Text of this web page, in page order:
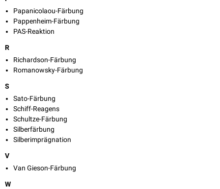
Papanicolaou-Färbung
Pappenheim-Färbung
PAS-Reaktion
R
Richardson-Färbung
Romanowsky-Färbung
S
Sato-Färbung
Schiff-Reagens
Schultze-Färbung
Silberfärbung
Silberimprägnation
V
Van Gieson-Färbung
W